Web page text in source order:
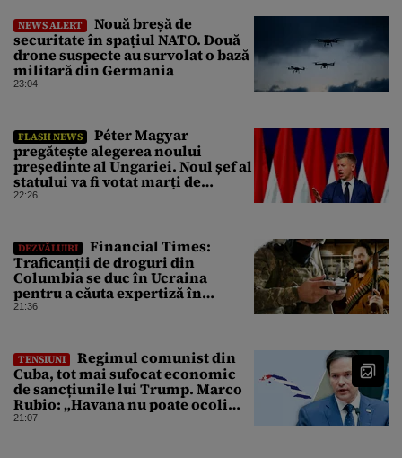
NEWS ALERT
Nouă breșă de
securitate în spațiul NATO. Două
drone suspecte au survolat o bază
militară din Germania
23:04
FLASH NEWS
Péter Magyar
pregătește alegerea noului
președinte al Ungariei. Noul șef al
statului va fi votat marți de
Parlament
22:26
DEZVĂLUIRI
Financial Times:
Traficanții de droguri din
Columbia se duc în Ucraina
pentru a căuta expertiză în
domeniul dronelor
21:36
TENSIUNI
Regimul comunist din
Cuba, tot mai sufocat economic
de sancțiunile lui Trump. Marco
Rubio: „Havana nu poate ocoli
sancțiunile prin mimat reforme”
21:07